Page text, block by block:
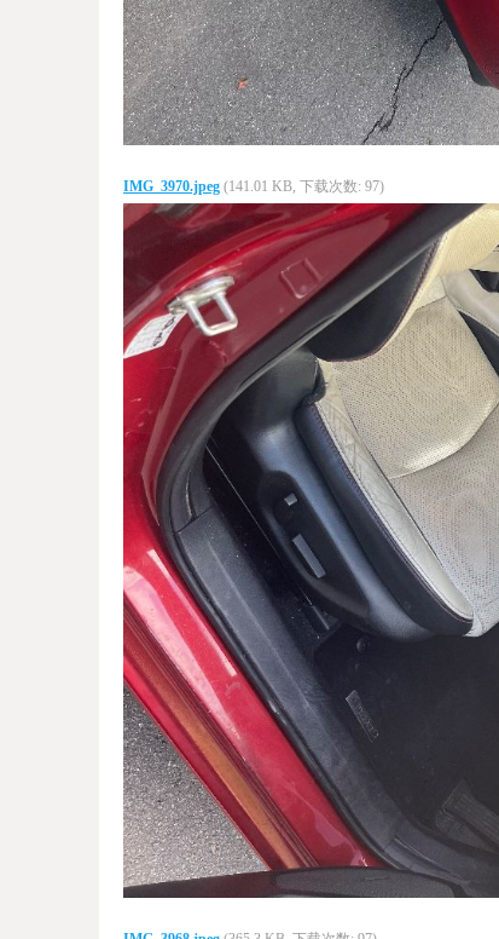
IMG_3970.jpeg (141.01 KB, 下载次数: 97)